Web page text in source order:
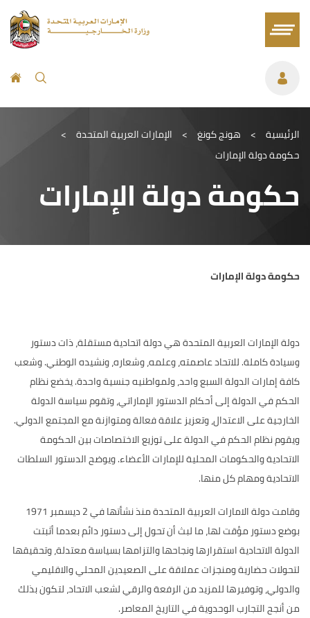
الرئيسية > هونج كونغ > الإمارات العربية المتحدة >
حكومة دولة الإمارات
حكومة دولة الإمارات
حكومة دولة الإمارات
دولة الإمارات العربية المتحدة هي دولة اتحادية مستقلة، ذات دستور
وسيادة كاملة. للاتحاد عاصمته، وعلمه، وشعاره، ونشيده الوطني. وشعب
كافة إمارات الدولة السبع واحد، ولمواطنيه جنسية واحدة. يخضع نظام
الحكم في الدولة إلى أحكام الدستور الإماراتي، وتقوم سياسة الدولة
الخارجية على الاعتدال، وتعزيز علاقة فعالة ومتوازنة مع المجتمع الدولي.
ويقوم نظام الحكم في الدولة على توزيع الاختصاصات بين الحكومة
الاتحادية والحكومات المحلية للإمارات الأعضاء. ويوضح الدستور السلطات
الاتحادية ومهام كل منها.
وقامت دولة الامارات العربية المتحدة منذ نشأتها في 2 ديسمبر 1971
بوضع دستور مؤقت لها، ما لبث أن تحول إلى دستور دائم بعدما أثبتت
الدولة الاتحادية استقرارها ونجاحها والتزامها بسياسة معتدلة، وتحقيقها
لتحولات حضارية ومنجزات عملاقة على الصعيدين المحلي والاقليمي
والدولي، وتوفيرها للمزيد من الرفعة والرقي لشعب الاتحاد، لتكون بذلك
من أنجح التجارب الوحدوية في التاريخ المعاصر.